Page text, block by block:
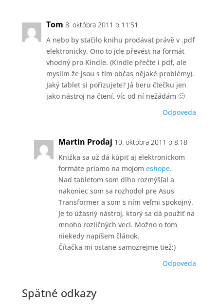
Tom 8. októbra 2011 o 11:51
A nebo by stačilo knihu prodávat právě v .pdf
elektronicky. Ono to jde převést na formát
vhodný pro Kindle. (Kindle přečte i pdf, ale
myslím že jsou s tím občas nějaké problémy).
Jaký tablet si pořizujete? Já beru čtečku jen
jako nástroj na čtení, víc od ní nežádám 🙂
Odpoveda
Martin Prodaj 10. októbra 2011 o 8:18
Knižka sa už dá kúpiť aj elektronickom
formáte priamo na mojom eshope.
Nad tabletom som dlho rozmýšľal a
nakoniec som sa rozhodol pre Asus
Transformer a som s ním veľmi spokojný.
Je to úžasný nástroj, ktorý sa dá použiť na
mnoho rozličných vecí. Možno o tom
niekedy napíšem článok.
Čítačka mi ostane samozrejme tiež:)
Odpoveda
Spätné odkazy